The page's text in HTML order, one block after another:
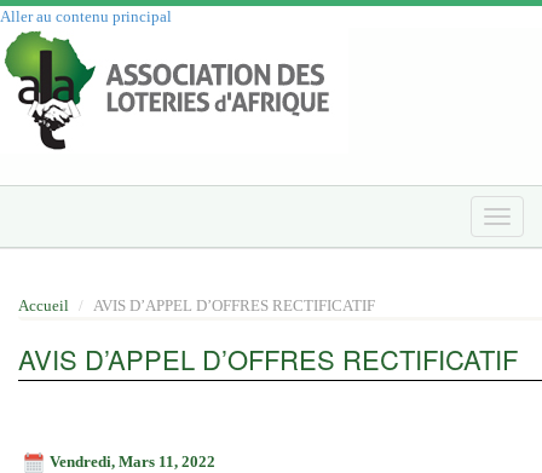
Aller au contenu principal
Toggle
Accueil AVIS D’APPEL D’OFFRES RECTIFICATIF
AVIS D’APPEL D’OFFRES RECTIFICATIF
Vendredi, Mars 11, 2022